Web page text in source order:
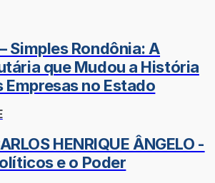
Simples Rondônia: A
que Mudou a História
Empresas no Estado
HENRIQUE ÂNGELO -
e o Poder